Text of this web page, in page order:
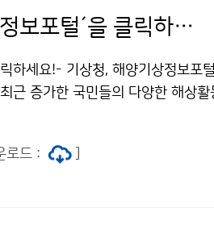
안전한 해상활동 ´해양기상정보포털´을 클릭하세요!
하세요!- 기상청, 해양기상정보포
근 증가한 국민들의 다양한 해상
로드 :